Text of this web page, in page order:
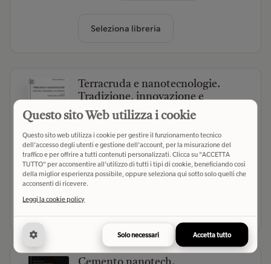
Seleziona libreria
Terracruda e nanotecnologie.
Tradizione, innovazione e
sostenibilità
(0)
€ 30,00 Verifica disponibilità
Questo sito Web utilizza i cookie
Questo sito web utilizza i cookie per gestire il funzionamento tecnico
dell'accesso degli utenti e gestione dell'account, per la misurazione del
traffico e per offrire a tutti contenuti personalizzati. Clicca su "ACCETTA
TUTTO" per acconsentire all'utilizzo di tutti i tipi di cookie, beneficiando così
della miglior esperienza possibile, oppure seleziona qui sotto solo quelli che
acconsenti di ricevere.
Leggi la cookie policy
Solo necessari Accetta tutto